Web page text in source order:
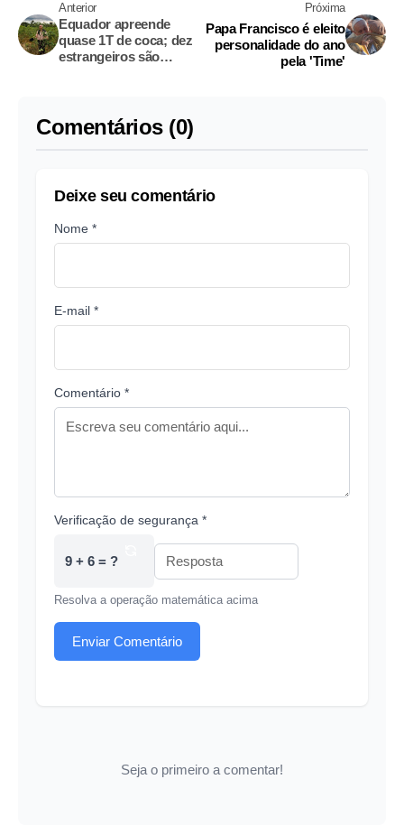
Anterior
Equador apreende
quase 1T de coca; dez
estrangeiros são
Próxima
Papa Francisco é eleito
personalidade do ano
pela 'Time'
Comentários (0)
Deixe seu comentário
Nome *
E-mail *
Comentário *
Verificação de segurança *
9 + 6 = ?
Resolva a operação matemática acima
Enviar Comentário
Seja o primeiro a comentar!